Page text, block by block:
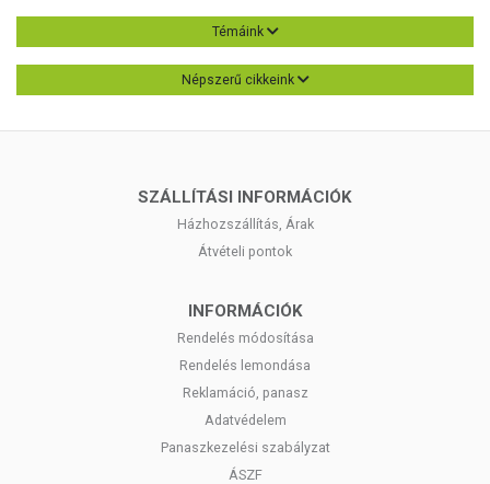
Témáink
Népszerű cikkeink
SZÁLLÍTÁSI INFORMÁCIÓK
Házhozszállítás, Árak
Átvételi pontok
INFORMÁCIÓK
Rendelés módosítása
Rendelés lemondása
Reklamáció, panasz
Adatvédelem
Panaszkezelési szabályzat
ÁSZF